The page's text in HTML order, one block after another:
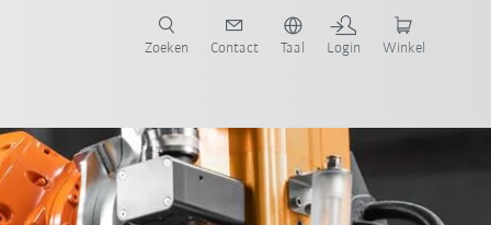
Zoeken Contact Taal Login Winkel